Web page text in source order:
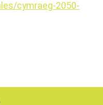
cymraeg-2050-